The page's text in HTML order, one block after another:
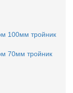
100мм тройник
70мм тройник